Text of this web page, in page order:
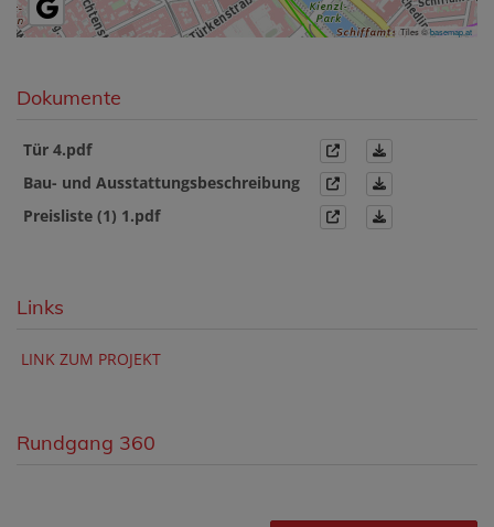
Tiles ©basemap.at
Dokumente
Tür 4.pdf
Bau- und Ausstattungsbeschreibung
Preisliste (1) 1.pdf
Links
LINK ZUM PROJEKT
Rundgang 360